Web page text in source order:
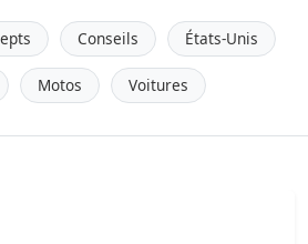
Conseils États-Unis
Motos Voitures